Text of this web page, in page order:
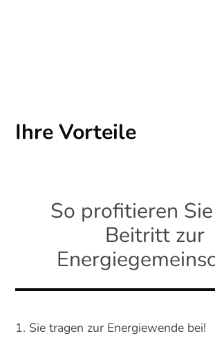
Ihre Vorteile
So profitieren
Beitritt zur
Sie tragen zur Energiewende bei!